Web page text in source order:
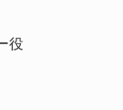
役